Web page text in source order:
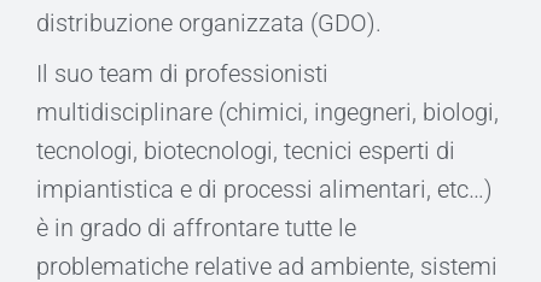
distribuzione organizzata (GDO).
Il suo team di professionisti
multidisciplinare (chimici, ingegneri, biologi,
tecnologi, biotecnologi, tecnici esperti di
impiantistica e di processi alimentari, etc…)
è in grado di affrontare tutte le
problematiche relative ad ambiente, sistemi